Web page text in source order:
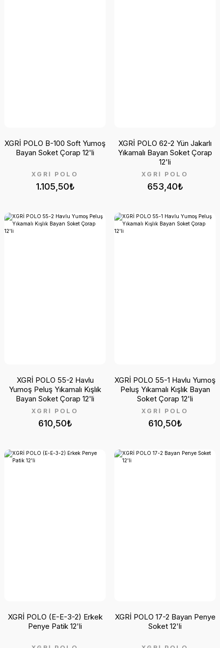
1.105,50₺
XGRİ POLO
XGRİ POLO B-100 Soft Yumoş
Bayan Soket Çorap 12'li
653,40₺
XGRİ POLO
XGRİ POLO 62-2 Yün Jakarlı
Yıkamalı Bayan Soket Çorap
12'li
610,50₺
XGRİ POLO
XGRİ POLO 55-2 Havlu
Yumoş Peluş Yıkamalı Kışlık
Bayan Soket Çorap 12'li
610,50₺
XGRİ POLO
XGRİ POLO 55-1 Havlu Yumoş
Peluş Yıkamalı Kışlık Bayan
Soket Çorap 12'li
XGRİ POLO (E-E-3-2) Erkek
Penye Patik 12'li
XGRİ POLO 17-2 Bayan Penye
Soket 12'li